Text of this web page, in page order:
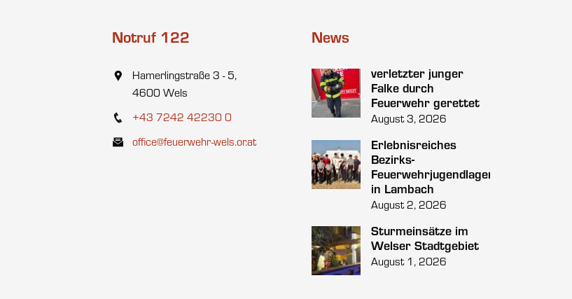
Notruf 122
Hamerlingstraße 3 - 5,
4600 Wels
+43 7242 42230 0
office@feuerwehr-wels.or.at
News
verletzter junger
Falke durch
Feuerwehr gerettet
August 3, 2026
Erlebnisreiches
Bezirks-
Feuerwehrjugendlager
in Lambach
August 2, 2026
Sturmeinsätze im
Welser Stadtgebiet
August 1, 2026